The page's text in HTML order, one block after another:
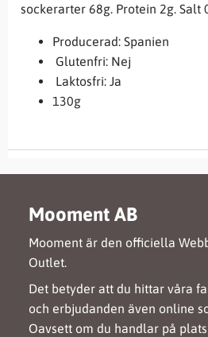
sockerarter 68g. Protein 2g. Salt
Producerad: Spanien
Glutenfri: Nej
Laktosfri: Ja
130g
Mooment AB
Mooment är den officiella
Outlet.
Det betyder att du hittar våra
och erbjudanden även online
Oavsett om du handlar på